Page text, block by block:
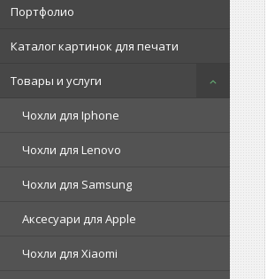
Портфолио
Каталог картинок для печати
Товары и услуги
Чохли для Iphone
Чохли для Lenovo
Чохли для Samsung
Аксесуари для Apple
Чохли для Xiaomi